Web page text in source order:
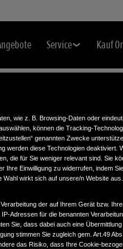
Service Kauf
wie z. B. Browsing-Daten oder
können die Tracking-
genannten Zwecke
werden diese Technologien deaktiviert.
die für Sie weniger relevant sind. Sie
Ihre Einwilligung zu widerrufen, indem
wirkt sich auf unsere/n Website
der auf Ihrem Gerät bzw.
Adressen für die benannten
Sie, dass dabei auch eine Übermittlung
stimmen Sie zugleich gem. Art.49
das Risiko, dass Ihre Cookie-